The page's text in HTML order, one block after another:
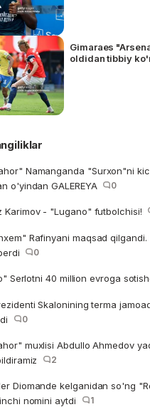
Gimaraes
oldidan tibbiy
Namanganda "Surxon"ni
o'yindan GALEREYA
0
Karimov - "Lugano" futbolchisi!
Rafinyani maqsad qilgandi.
0
Serlotni 40 million evroga
Skalonining terma
0
muxlisi Abdullo Ahmedov
2
Diomande kelganidan so'ng
nomini aytdi
1